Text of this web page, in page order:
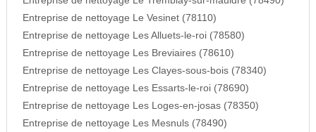
Entreprise de nettoyage Le Vesinet (78110)
Entreprise de nettoyage Les Alluets-le-roi (78580)
Entreprise de nettoyage Les Breviaires (78610)
Entreprise de nettoyage Les Clayes-sous-bois (78340)
Entreprise de nettoyage Les Essarts-le-roi (78690)
Entreprise de nettoyage Les Loges-en-josas (78350)
Entreprise de nettoyage Les Mesnuls (78490)